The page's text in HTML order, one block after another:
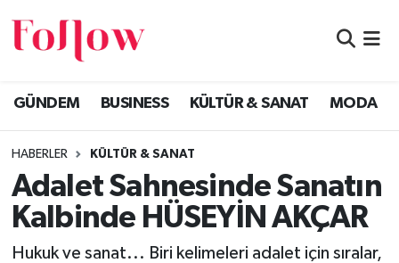
GÜNDEM BUSINESS KÜLTÜR & SANAT MODA
HABERLER KÜLTÜR & SANAT
Adalet Sahnesinde Sanatın
Kalbinde HÜSEYİN AKÇAR
Hukuk ve sanat... Biri kelimeleri adalet için sıralar,
GÜNDEM
BUSINESS
KÜLTÜR & SANAT
MODA
EĞİTİM
Eskişehir Nöbetçi Eczaneler
Eskişehir Hava Durumu
Eskişehir Namaz Vakitleri
Eskişehir Trafik Yoğunluk Haritası
Süper Lig Puan Durumu ve Fikstür